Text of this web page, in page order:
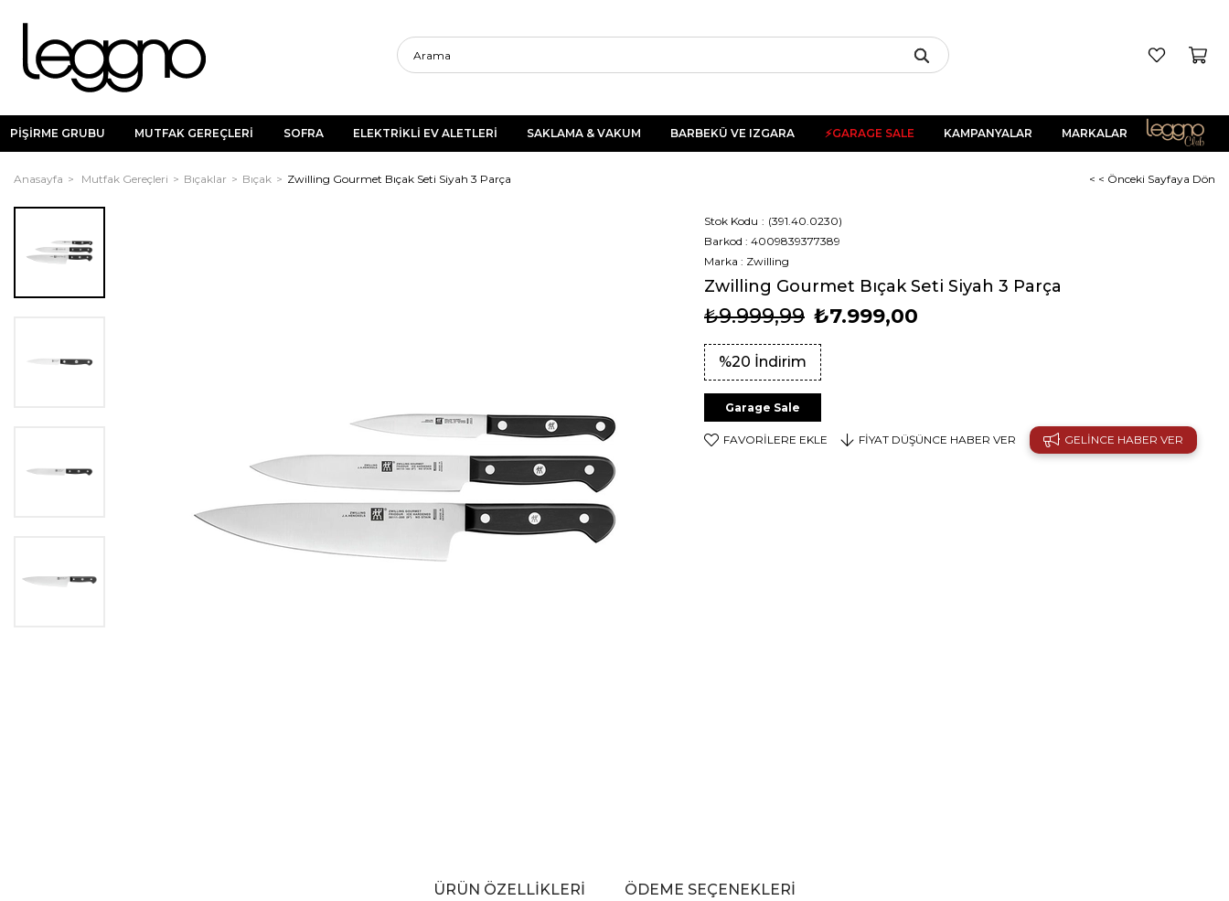
PİŞİRME GRUBU MUTFAK GEREÇLERİ SOFRA ELEKTRİKLİ EV ALETLERİ SAKLAMA & VAKUM BARBEKÜ VE IZGARA ⚡GARAGE SALE KAMPANYALAR MARKALAR
Anasayfa Mutfak Gereçleri Bıçaklar Bıçak Zwilling Gourmet Bıçak Seti Siyah 3 Parça < < Önceki Sayfaya Dön
Stok Kodu
(391.40.0230)
Barkod : 4009839377389
Marka : Zwilling
Zwilling Gourmet Bıçak Seti Siyah 3 Parça
%20 İndirim
₺9.999,99 ₺7.999,00
Garage Sale
FAVORILERE EKLE FIYAT DÜŞÜNCE HABER VER GELINCE HABER VER
ÜRÜN ÖZELLIKLERI ÖDEME SEÇENEKLERI